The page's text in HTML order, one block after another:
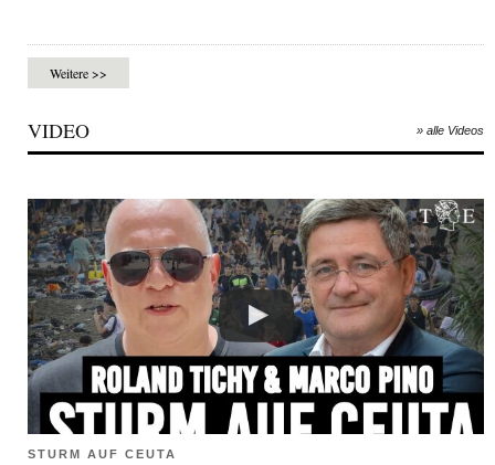
Weitere >>
VIDEO » alle Videos
STURM AUF CEUTA